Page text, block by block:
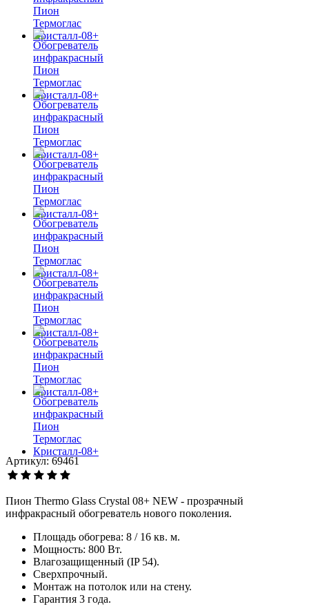
Артикул: 69461
Пион Thermo Glass Сrystal 08+ NEW - прозрачный
инфракрасный обогреватель нового поколения.
Площадь обогрева: 8 / 16 кв. м.
Мощность: 800 Вт.
Влагозащищенный (IP 54).
Сверхпрочный.
Монтаж на потолок или на стену.
Гарантия 3 года.